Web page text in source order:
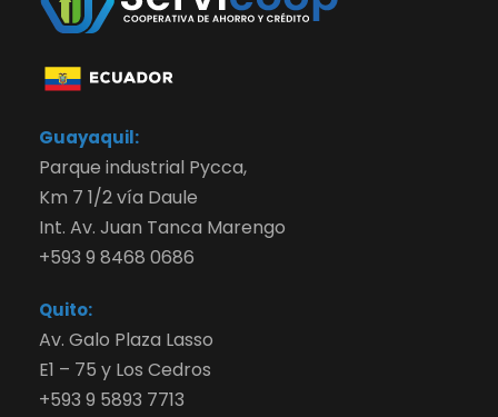
Guayaquil:
Parque industrial Pycca,
Km 7 1/2 vía Daule
Int. Av. Juan Tanca Marengo
+593 9 8468 0686
Quito:
Av. Galo Plaza Lasso
E1 – 75 y Los Cedros
+593 9 5893 7713